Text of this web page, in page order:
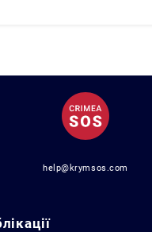
help@krymsos.com